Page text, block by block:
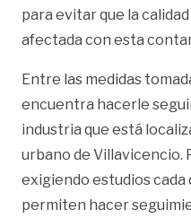
para evitar que la
afectada con esta
Entre las medidas
encuentra hacerle
industria que está
urbano de Villavicencio.
exigiendo estudios cada
permiten hacer